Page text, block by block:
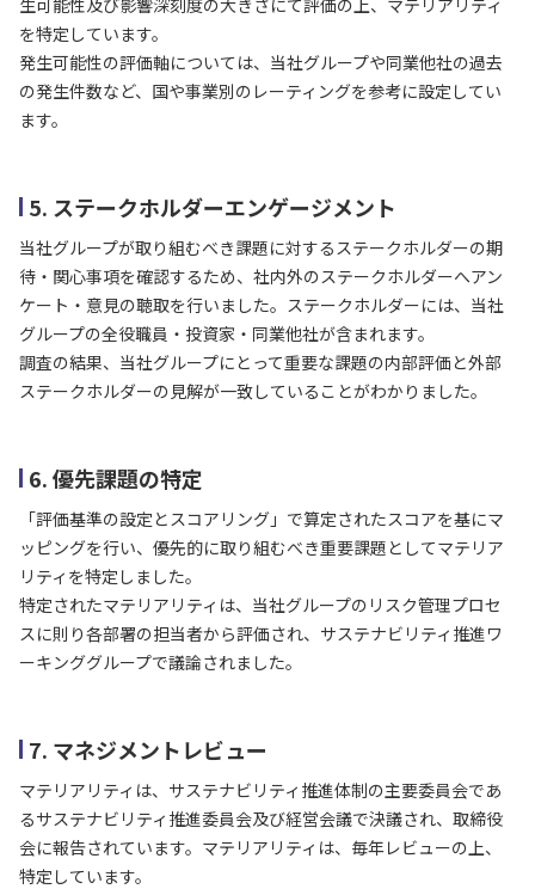
を特定しています。
発生可能性の評価軸については、当社グループや同業他社の過去
の発生件数など、国や事業別のレーティングを参考に設定してい
ます。
5. ステークホルダーエンゲージメント
当社グループが取り組むべき課題に対するステークホルダーの期
待・関心事項を確認するため、社内外のステークホルダーへアン
ケート・意見の聴取を行いました。ステークホルダーには、当社
グループの全役職員・投資家・同業他社が含まれます。
調査の結果、当社グループにとって重要な課題の内部評価と外部
ステークホルダーの見解が一致していることがわかりました。
6. 優先課題の特定
「評価基準の設定とスコアリング」で算定されたスコアを基にマ
ッピングを行い、優先的に取り組むべき重要課題としてマテリア
リティを特定しました。
特定されたマテリアリティは、当社グループのリスク管理プロセ
スに則り各部署の担当者から評価され、サステナビリティ推進ワ
ーキンググループで議論されました。
7. マネジメントレビュー
マテリアリティは、サステナビリティ推進体制の主要委員会であ
るサステナビリティ推進委員会及び経営会議で決議され、取締役
会に報告されています。マテリアリティは、毎年レビューの上、
特定しています。